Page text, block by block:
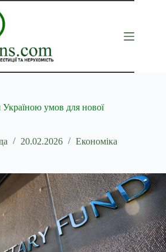
умов для нової
20.02.2026 Економіка